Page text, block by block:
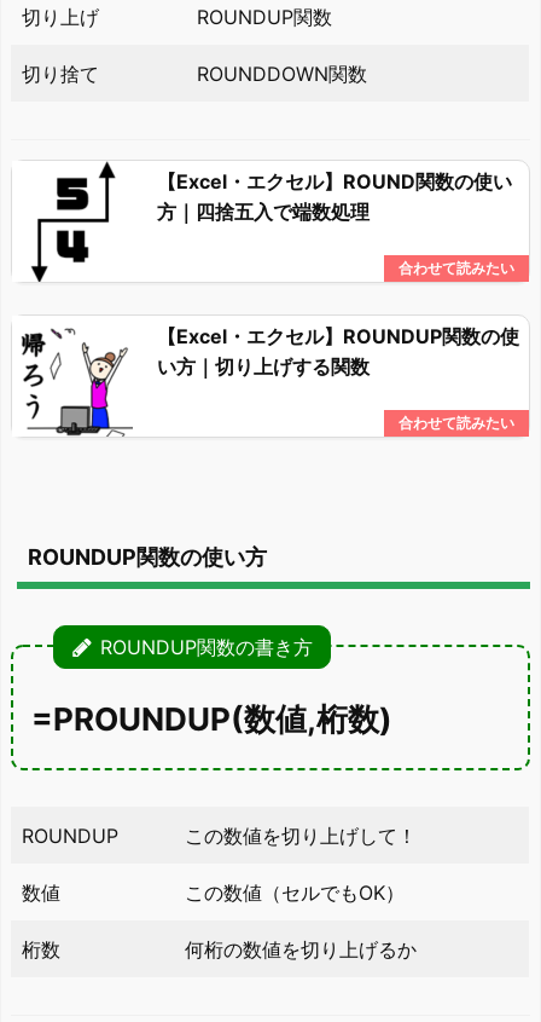
切り上げ ROUNDUP関数
切り捨て ROUNDDOWN関数
【Excel・エクセル】ROUND関数の使い
方｜四捨五入で端数処理
【Excel・エクセル】ROUNDUP関数の使
い方｜切り上げする関数
ROUNDUP関数の使い方
ROUNDUP関数の書き方
=PROUNDUP(数値,桁数)
ROUNDUP この数値を切り上げして！
数値 この数値（セルでもOK）
桁数 何桁の数値を切り上げるか